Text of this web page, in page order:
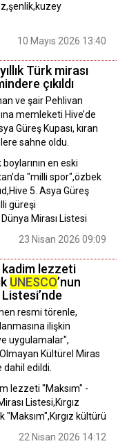
10 Mayıs 2026 13:40
Türk mirası
çıkıldı
ve şair Pehlivan
memleketi Hive’de
Güreş Kupası, kıran
sahne oldu.
en eski
"milli spor",özbek
5. Asya Güreş
güreşi
Dünya Mirası Listesi
23 Nisan 2026 09:09
kadim lezzeti
UNESCO’nun
resmi törenle,
ilişkin
uygulamalar",
Kültürel Miras
dahil edildi.
lezzeti "Maksım" -
Listesi,Kırgız
kültürü
22 Nisan 2026 14:12